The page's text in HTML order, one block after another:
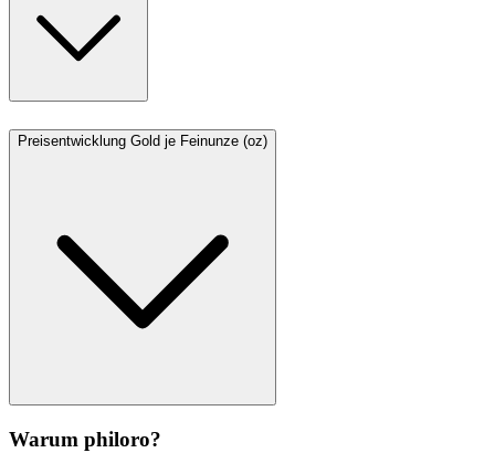
Preisentwicklung Gold je Feinunze (oz)
Warum philoro?